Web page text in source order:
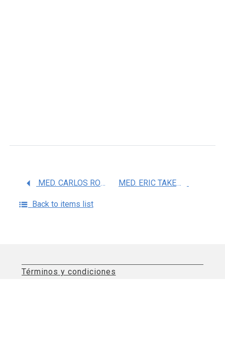
MED. CARLOS RODOLFO MARTINEZ SANCHEZ MED. ERIC TAKEHIRO KIMURA HAYAMA
Back to items list
Términos y condiciones